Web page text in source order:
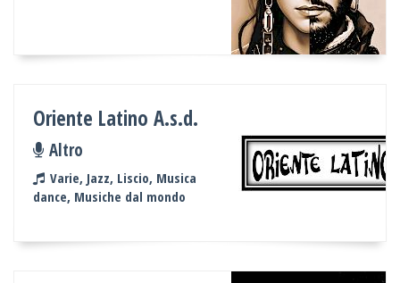
Oriente Latino A.s.d.
Altro
Varie, Jazz, Liscio, Musica
dance, Musiche dal mondo